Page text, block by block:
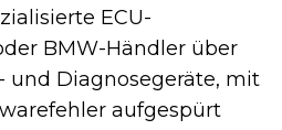
ECU-
BMW-Händler über
und Diagnosegeräte, mit
aufgespürt